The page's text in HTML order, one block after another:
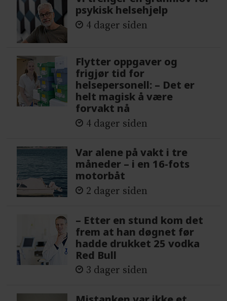
psykisk helsehjelp
4 dager siden
Flytter oppgaver og
frigjør tid for
helsepersonell: – Det er
helt magisk å være
forvakt nå
4 dager siden
Var alene på vakt i tre
måneder – i en 16-fots
motorbåt
2 dager siden
– Etter en stund kom det
frem at han døgnet før
hadde drukket 25 vodka
Red Bull
3 dager siden